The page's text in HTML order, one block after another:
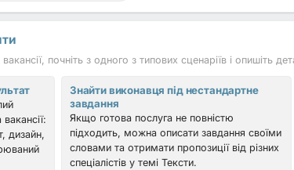
почніть з одного з типових сценаріїв і опишіть
дизайн,
Знайти виконавця під нестандартне
завдання
Якщо готова послуга не повністю
підходить, можна описати завдання своїми
словами та отримати пропозиції від різних
спеціалістів у темі Тексти.